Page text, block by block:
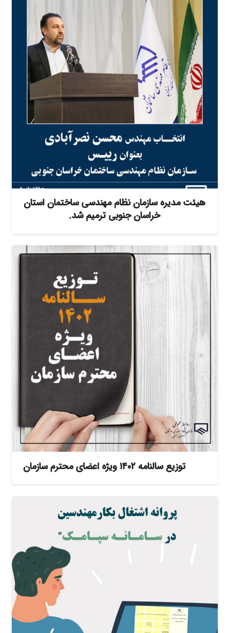
هیئت مدیره سازمان نظام مهندسی ساختمان استان
خراسان جنوبی ترمیم شد.
توزیع سالنامه ۱۴۰۲ ویژه اعضای محترم سازمان